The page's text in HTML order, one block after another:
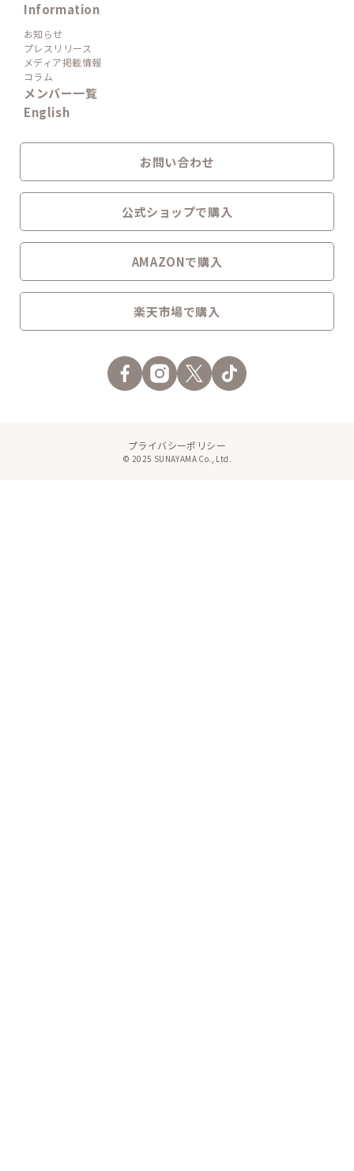
Information
お知らせ
プレスリリース
メディア掲載情報
コラム
メンバー一覧
English
お問い合わせ
公式ショップで購入
AMAZONで購入
楽天市場で購入
© 2025 SUNAYAMA Co., Ltd.
プライバシーポリシー